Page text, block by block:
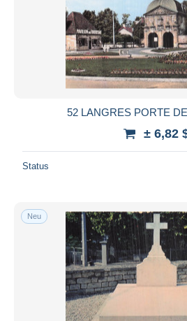
52 LANGRES PORTE
± 6,82
Status
Neu